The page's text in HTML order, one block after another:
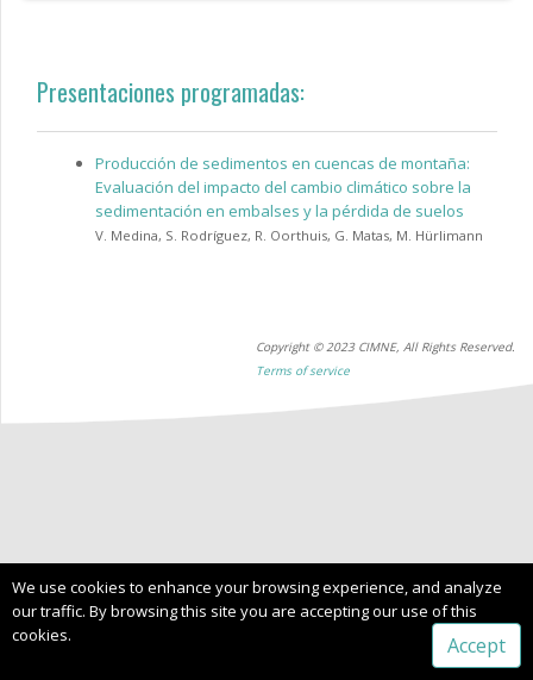
Presentaciones programadas:
Producción de sedimentos en cuencas de montaña:
Evaluación del impacto del cambio climático sobre la
sedimentación en embalses y la pérdida de suelos
V. Medina, S. Rodríguez, R. Oorthuis, G. Matas, M. Hürlimann
Copyright © 2023 CIMNE, All Rights Reserved.
Terms of service
We use cookies to enhance your browsing experience, and analyze
our traffic. By browsing this site you are accepting our use of this
cookies.
Accept